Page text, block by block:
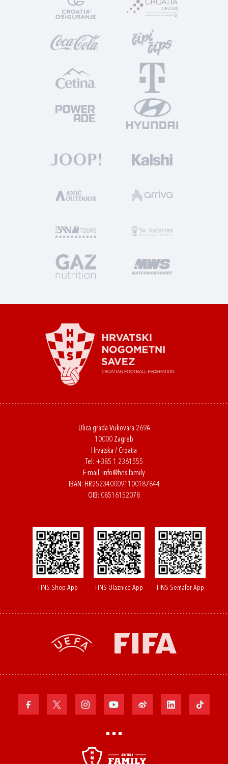
Ulica grada Vukovara 269A
10000 Zagreb
Hrvatska / Croatia
Tel: +385 1 2361555
E-mail: info@hns.family
IBAN: HR2523400091100187844
OIB: 08516152078
HNS Shop App HNS Ulaznice App HNS Semafor App